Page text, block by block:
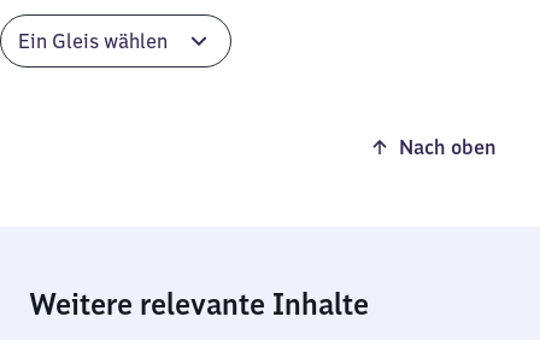
Nach oben
Weitere relevante Inhalte